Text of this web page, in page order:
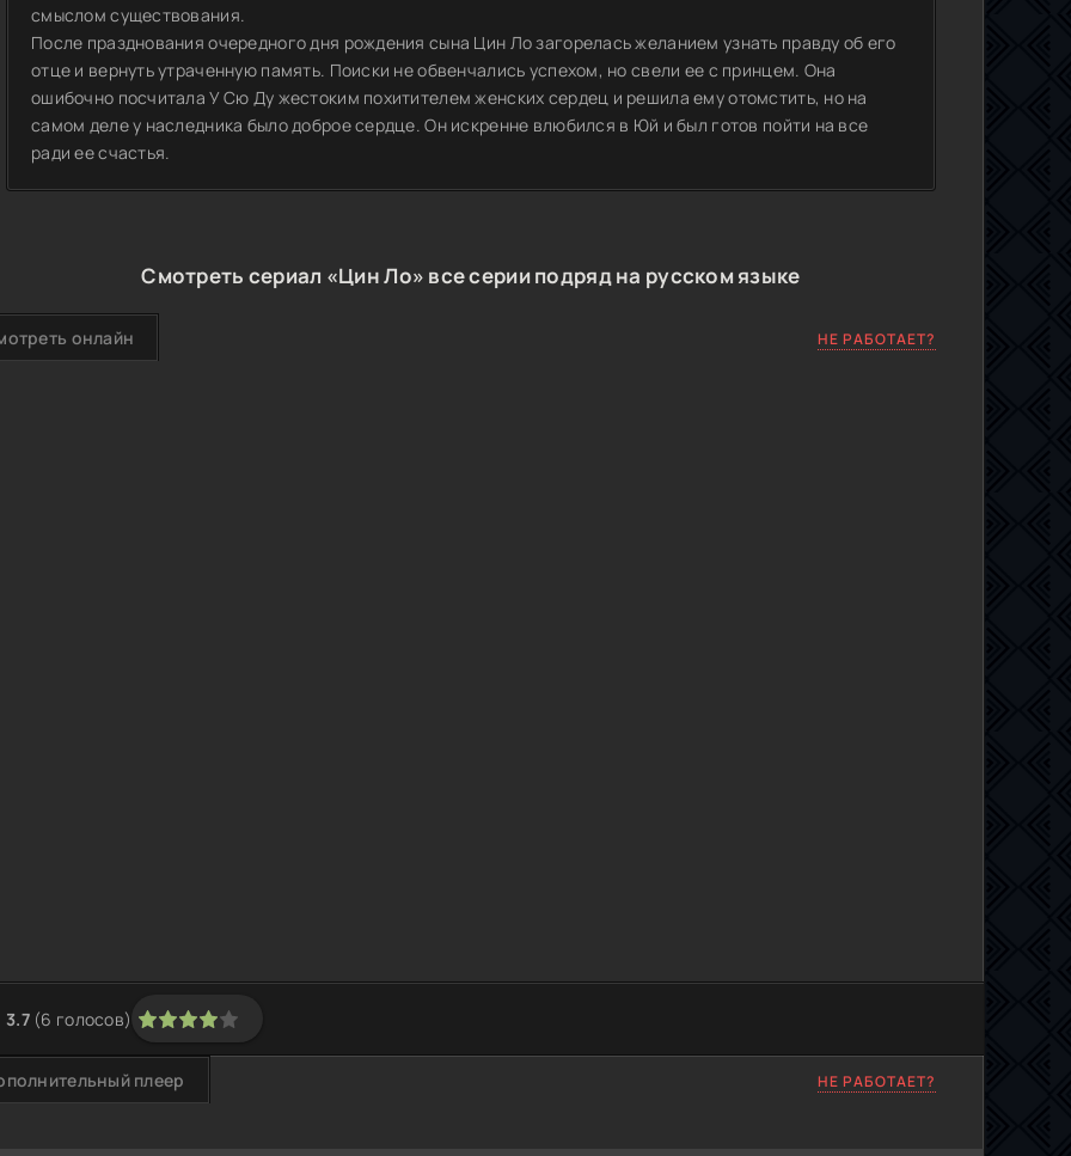
смыслом существования.
После празднования очередного дня рождения сына Цин Ло загорелась желанием узнать правду об его
отце и вернуть утраченную память. Поиски не обвенчались успехом, но свели ее с принцем. Она
ошибочно посчитала У Сю Ду жестоким похитителем женских сердец и решила ему отомстить, но на
самом деле у наследника было доброе сердце. Он искренне влюбился в Юй и был готов пойти на все
ради ее счастья.
Смотреть сериал «Цин Ло» все серии подряд на русском языке
онлайн НЕ РАБОТАЕТ?
3.7(6 голосов)
1 2 3 4 5
плеер НЕ РАБОТАЕТ?